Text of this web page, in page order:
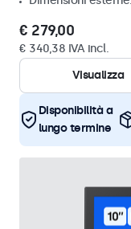
€ 279,00
€ 340,38 IVA incl.
Visualizza
Disponibilità a
lungo termine